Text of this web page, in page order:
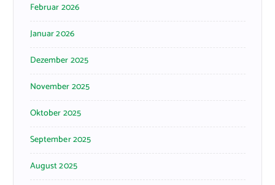
Februar 2026
Januar 2026
Dezember 2025
November 2025
Oktober 2025
September 2025
August 2025